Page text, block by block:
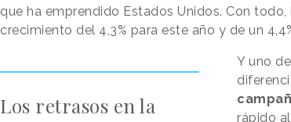
que ha emprendido Estados Unidos. Con
crecimiento del 4,3% para este año y de un
Los retrasos en la
Y uno
rápido